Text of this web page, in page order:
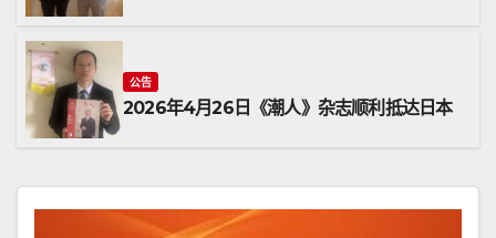
公告
2026年4月26日《潮人》杂志顺利抵达日本